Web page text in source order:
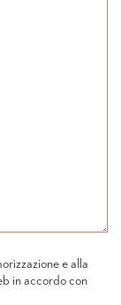
e alla
in accordo con